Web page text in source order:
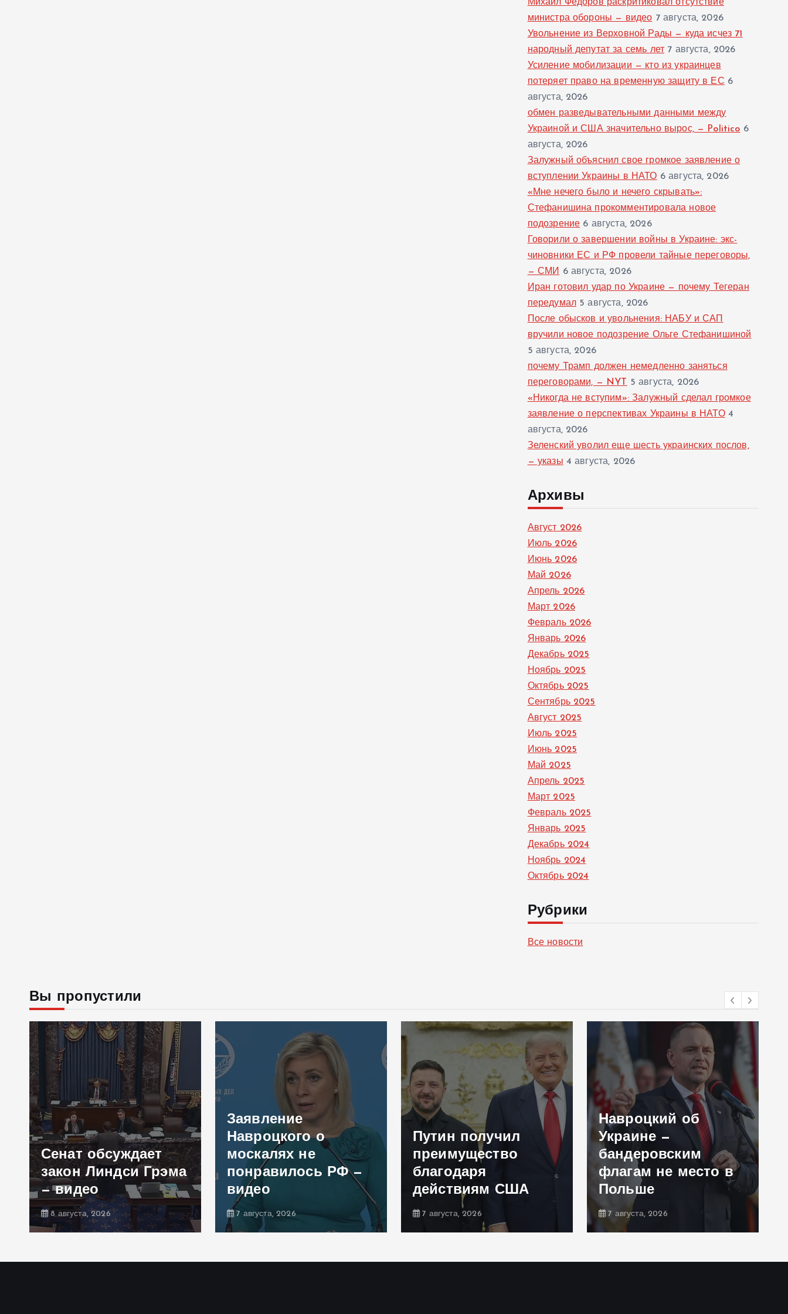
Михаил Федоров раскритиковал отсутствие
министра обороны — видео 7 августа, 2026
Увольнение из Верховной Рады — куда исчез 71
народный депутат за семь лет 7 августа, 2026
Усиление мобилизации — кто из украинцев
потеряет право на временную защиту в ЕС 6
августа, 2026
обмен разведывательными данными между
Украиной и США значительно вырос, — Politico 6
августа, 2026
Залужный объяснил свое громкое заявление о
вступлении Украины в НАТО 6 августа, 2026
«Мне нечего было и нечего скрывать»:
Стефанишина прокомментировала новое
подозрение 6 августа, 2026
Говорили о завершении войны в Украине: экс-
чиновники ЕС и РФ провели тайные переговоры,
— СМИ 6 августа, 2026
Иран готовил удар по Украине — почему Тегеран
передумал 5 августа, 2026
После обысков и увольнения: НАБУ и САП
вручили новое подозрение Ольге Стефанишиной
5 августа, 2026
почему Трамп должен немедленно заняться
переговорами, — NYT
5 августа, 2026
«Никогда не вступим»: Залужный сделал громкое
заявление о перспективах Украины в НАТО 4
августа, 2026
Зеленский уволил еще шесть украинских послов,
— указы 4 августа, 2026
Архивы
Август 2026
Июль 2026
Июнь 2026
Май 2026
Апрель 2026
Март 2026
Февраль 2026
Январь 2026
Декабрь 2025
Ноябрь 2025
Октябрь 2025
Сентябрь 2025
Август 2025
Июль 2025
Июнь 2025
Май 2025
Апрель 2025
Март 2025
Февраль 2025
Январь 2025
Декабрь 2024
Ноябрь 2024
Октябрь 2024
Рубрики
Все новости
Вы пропустили
Сенат обсуждает
закон Линдси Грэма
— видео
8 августа, 2026
Заявление
Навроцкого о
москалях не
понравилось РФ —
видео
7 августа, 2026
Путин получил
преимущество
благодаря
действиям США
7 августа, 2026
Навроцкий об
Украине —
бандеровским
флагам не место в
Польше
7 августа, 2026